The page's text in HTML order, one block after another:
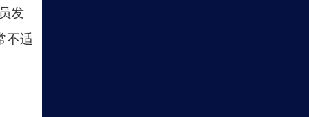
发
不适